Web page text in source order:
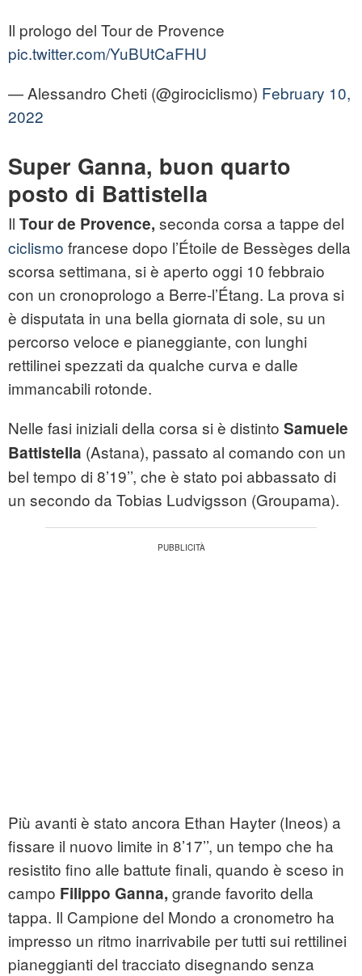
Il prologo del Tour de Provence
pic.twitter.com/YuBUtCaFHU
— Alessandro Cheti (@girociclismo) February 10,
2022
Super Ganna, buon quarto
posto di Battistella
Il Tour de Provence, seconda corsa a tappe del
ciclismo francese dopo l’Étoile de Bessèges della
scorsa settimana, si è aperto oggi 10 febbraio
con un cronoprologo a Berre-l’Étang. La prova si
è disputata in una bella giornata di sole, su un
percorso veloce e pianeggiante, con lunghi
rettilinei spezzati da qualche curva e dalle
immancabili rotonde.
Nelle fasi iniziali della corsa si è distinto Samuele
Battistella (Astana), passato al comando con un
bel tempo di 8’19’’, che è stato poi abbassato di
un secondo da Tobias Ludvigsson (Groupama).
Più avanti è stato ancora Ethan Hayter (Ineos) a
fissare il nuovo limite in 8’17’’, un tempo che ha
resistito fino alle battute finali, quando è sceso in
campo Filippo Ganna, grande favorito della
tappa. Il Campione del Mondo a cronometro ha
impresso un ritmo inarrivabile per tutti sui rettilinei
pianeggianti del tracciato disegnando senza